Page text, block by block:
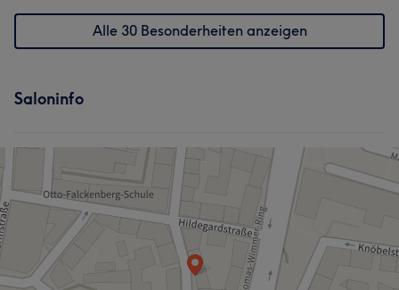
Alle 30 Besonderheiten anzeigen
Saloninfo